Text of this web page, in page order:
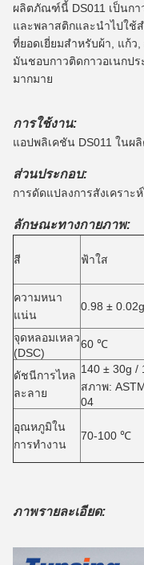
ผลิตภัณฑ์นี้ DS011 เป็นกา
และพลาสติกและนำไปใช้
ที่ยอดเยี่ยมสำหรับผ้า, แก้ว
มันชอบกาวติดกาวอเนกป
มากมาย
การใช้งาน:
แอปพลิเคชัน DS011 ในผ
ส่วนประกอบ:
การดัดแปลงการสังเคราะ
ลักษณะทางกายภาพ:
สี ฟ้าใส
ความหนา
แน่น
0.98 ±
จุดหลอมเหลว
(DSC)
60 ℃
ดัชนีการไหล
ละลาย
140 ± 30g /
สภาพ:
04
อุณหภูมิใน
การทำงาน
70-100 ℃
ภาพรายละเอียด: